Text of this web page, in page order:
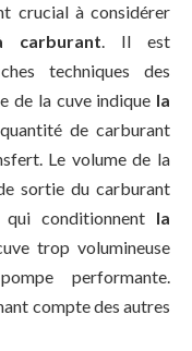
crucial à considérer
carburant. Il est
techniques des
de la cuve indique la
de carburant
Le volume de la
sortie du carburant
conditionnent la
trop volumineuse
performante.
compte des autres